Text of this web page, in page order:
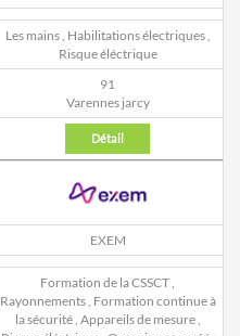
Les mains, Habilitations électriques,
Risque éléctrique
91
Varennes jarcy
Détail
EXEM
Formation de la CSSCT,
Rayonnements, Formation continue à
la sécurité, Appareils de mesure,